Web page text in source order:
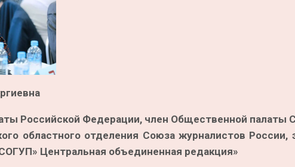
Российской Федерации, член Общественной палаты
областного отделения Союза журналистов России,
Центральная объединенная редакция»